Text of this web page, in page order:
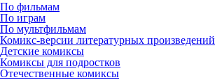
По фильмам
По играм
По мультфильмам
Комикс-версии литературных произведений
Детские комиксы
Комиксы для подростков
Отечественные комиксы